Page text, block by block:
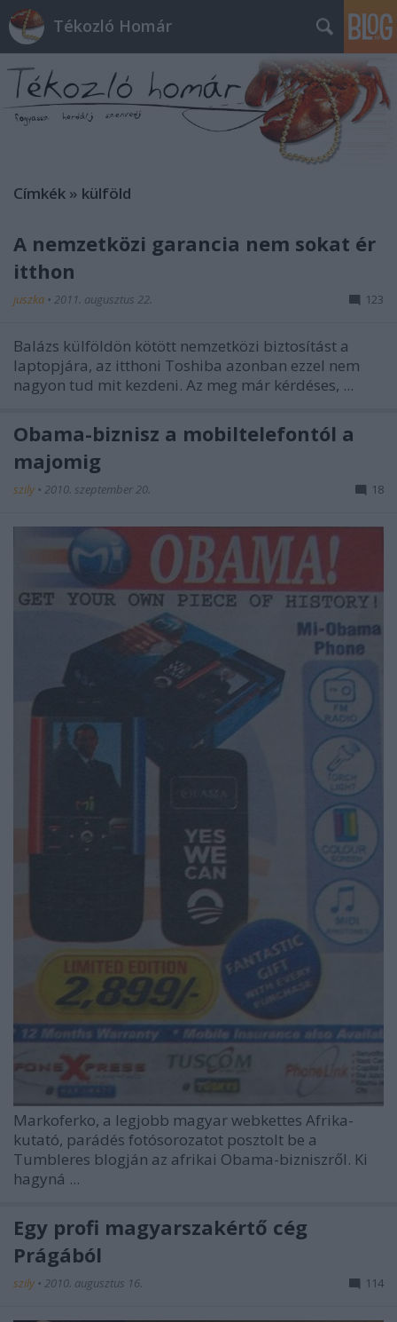
Tékozló Homár
Címkék » külföld
A nemzetközi garancia nem sokat ér
itthon
juszka • 2011. augusztus 22. 123
Balázs külföldön kötött nemzetközi biztosítást a
laptopjára, az itthoni Toshiba azonban ezzel nem
nagyon tud mit kezdeni. Az meg már kérdéses, ...
Obama-biznisz a mobiltelefontól a
majomig
szily • 2010. szeptember 20. 18
Markoferko, a legjobb magyar webkettes Afrika-
kutató, parádés fotósorozatot posztolt be a
Tumbleres blogján az afrikai Obama-bizniszről. Ki
hagyná ...
Egy profi magyarszakértő cég
Prágából
szily • 2010. augusztus 16. 114